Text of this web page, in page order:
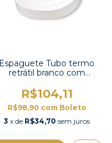
Espaguete Tubo termo
retrátil branco com
R$104,11
R$98,90 com Boleto
3 x de R$34,70 sem juros